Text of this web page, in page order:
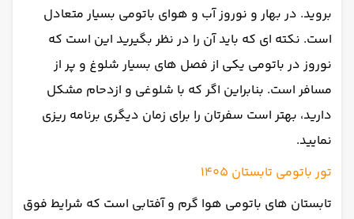
بروید. در بهار و نوروز آب و هوای باتومی بسیار متعادل
است. نکته ای که باید آن را در نظر بگیرید این است که
نوروز در باتومی یکی از فصل های بسیار شلوغ و پر از
مسافر است. بنابراین اگر که با شلوغی و ازدحام مشکل
دارید، بهتر است سفرتان را برای زمان دیگری برنامه ریزی
نمایید.
تور باتومی تابستان 1405
تابستان های باتومی هوا گرم و آفتابی است که شرایط فوق